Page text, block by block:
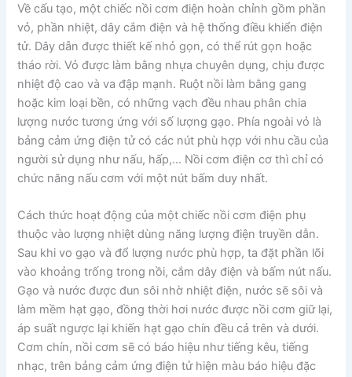
Về cấu tạo, một chiếc nồi cơm điện hoàn chỉnh gồm phần
vỏ, phần nhiệt, dây cắm điện và hệ thống điều khiển điện
tử. Dây dẫn được thiết kế nhỏ gọn, có thể rút gọn hoặc
tháo rời. Vỏ được làm bằng nhựa chuyên dụng, chịu được
nhiệt độ cao và va đập mạnh. Ruột nồi làm bằng gang
hoặc kim loại bền, có những vạch đều nhau phân chia
lượng nước tương ứng với số lượng gạo. Phía ngoài vỏ là
bảng cảm ứng điện tử có các nút phù hợp với nhu cầu của
người sử dụng như nấu, hấp,… Nồi cơm điện cơ thì chỉ có
chức năng nấu cơm với một nút bấm duy nhất.
Cách thức hoạt động của một chiếc nồi cơm điện phụ
thuộc vào lượng nhiệt dùng năng lượng điện truyền dẫn.
Sau khi vo gạo và đổ lượng nước phù hợp, ta đặt phần lõi
vào khoảng trống trong nồi, cắm dây điện và bấm nút nấu.
Gạo và nước được đun sôi nhờ nhiệt điện, nước sẽ sôi và
làm mềm hạt gạo, đồng thời hơi nước được nồi cơm giữ lại,
áp suất ngược lại khiến hạt gạo chín đều cả trên và dưới.
Cơm chín, nồi cơm sẽ có báo hiệu như tiếng kêu, tiếng
nhạc, trên bảng cảm ứng điện tử hiện màu báo hiệu đặc